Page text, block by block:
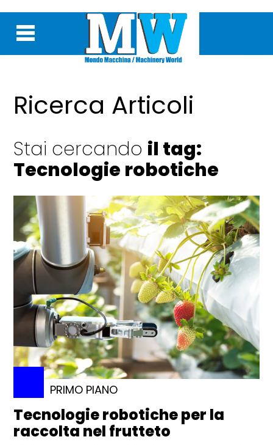
Ricerca Articoli
Stai cercando il tag:
Tecnologie robotiche
PRIMO PIANO
Tecnologie robotiche per la
raccolta nel frutteto